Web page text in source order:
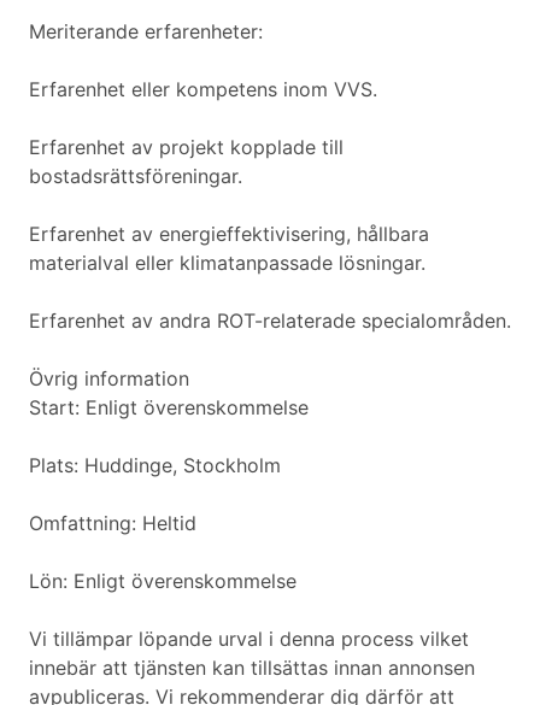
Meriterande erfarenheter:
Erfarenhet eller kompetens inom VVS.
Erfarenhet av projekt kopplade till
bostadsrättsföreningar.
Erfarenhet av energieffektivisering, hållbara
materialval eller klimatanpassade lösningar.
Erfarenhet av andra ROT-relaterade specialområden.
Övrig information
Start: Enligt överenskommelse
Plats: Huddinge, Stockholm
Omfattning: Heltid
Lön: Enligt överenskommelse
Vi tillämpar löpande urval i denna process vilket
innebär att tjänsten kan tillsättas innan annonsen
avpubliceras. Vi rekommenderar dig därför att